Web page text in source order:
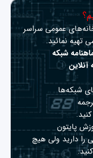
عمومی سراسر
تهیه نمائید.
شبکه
پایتون
را دارید ولی هیچ